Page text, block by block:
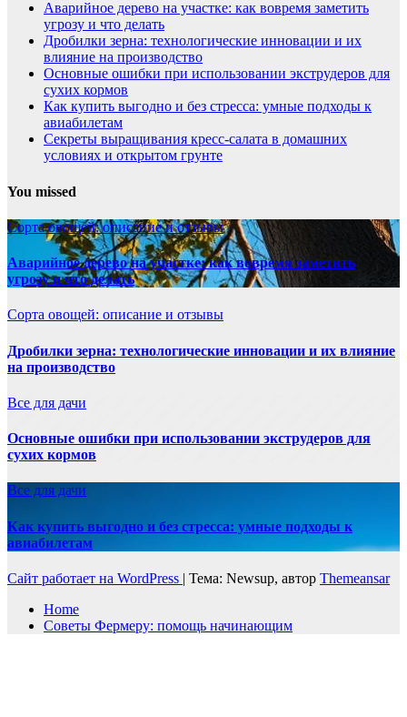
Аварийное дерево на участке: как вовремя заметить
угрозу и что делать
Дробилки зерна: технологические инновации и их
влияние на производство
Основные ошибки при использовании экструдеров для
сухих кормов
Как купить выгодно и без стресса: умные подходы к
авиабилетам
Секреты выращивания кресс-салата в домашних
условиях и открытом грунте
You missed
Сорта овощей: описание и отзывы
Аварийное дерево на участке: как вовремя заметить
угрозу и что делать
Сорта овощей: описание и отзывы
Дробилки зерна: технологические инновации и их влияние
на производство
Все для дачи
Основные ошибки при использовании экструдеров для
сухих кормов
Все для дачи
Как купить выгодно и без стресса: умные подходы к
авиабилетам
Сайт работает на WordPress | Тема: Newsup, автор Themeansar
Home
Советы Фермеру: помощь начинающим